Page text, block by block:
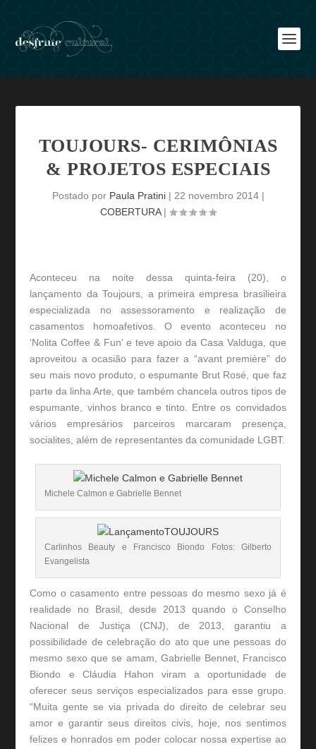
TOUJOURS- CERIMÔNIAS
& PROJETOS ESPECIAIS
Postado por Paula Pratini| 22 novembro 2014|
COBERTURA|
Aconteceu na noite dessa quinta-feira (20), o
lançamento da Toujours, a primeira empresa brasilieira
especializada no assessoramento e realização de
casamentos homoafetivos. O evento aconteceu no
‘Nolita Coffee & Fun’ e teve apoio da Casa Valduga, que
aproveitou a ocasião para fazer a “avant première” do
seu mais novo produto, o espumante Brut Rosé, que faz
parte da linha Arte, que também chancela outros tipos de
espumante, vinhos branco e tinto. Entre os convidados
vários empresários parceiros marcaram presença,
socialites, além de representantes da comunidade LGBT.
Michele Calmon e Gabrielle Bennet
Carlinhos Beauty e Francisco Biondo Fotos: Gilberto
Evangelista
Como o casamento entre pessoas do mesmo sexo já é
realidade no Brasil, desde 2013 quando o Conselho
Nacional de Justiça (CNJ), de 2013, garantiu a
possibilidade de celebração do ato que une pessoas do
mesmo sexo que se amam, Gabrielle Bennet, Francisco
Biondo e Cláudia Hahon viram a oportunidade de
oferecer seus serviços especializados para esse grupo.
“Muita gente se via privada do direito de celebrar seu
amor e garantir seus direitos civis, hoje, nos sentimos
felizes e honrados em poder colocar nossa expertise ao